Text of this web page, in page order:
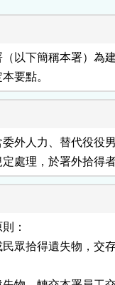
以下簡稱本署）為
要點。
外人力、替代役役
定處理，於署外拾
：
民眾拾得遺失物，交